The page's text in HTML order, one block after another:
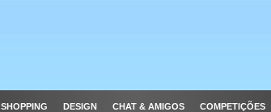
SHOPPING DESIGN CHAT & AMIGOS COMPETIÇÕES